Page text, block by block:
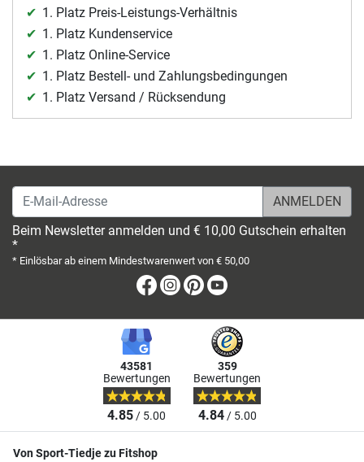
1. Platz Preis-Leistungs-Verhältnis
1. Platz Kundenservice
1. Platz Online-Service
1. Platz Bestell- und Zahlungsbedingungen
1. Platz Versand / Rücksendung
E-Mail-Adresse
Beim Newsletter anmelden und € 10,00 Gutschein erhalten
*
* Einlösbar ab einem Mindestwarenwert von € 50,00
Facebook
Instagram
Pinterest
43581
Bewertungen
4.85/ 5.00
359
Bewertungen
4.84/ 5.00
Von Sport-Tiedje zu Fitshop